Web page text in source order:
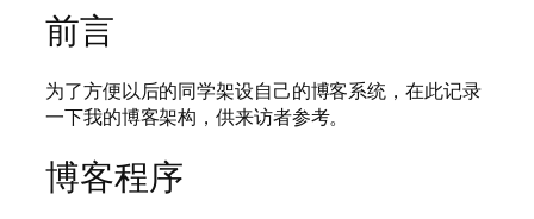
前言
为了方便以后的同学架设自己的博客系统，在此记录
一下我的博客架构，供来访者参考。
博客程序